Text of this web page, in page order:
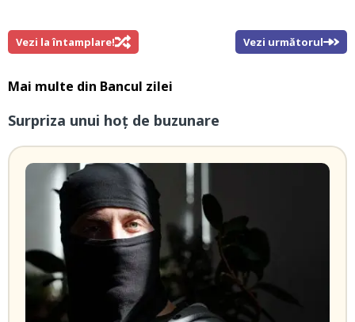
Vezi la întamplare! Vezi următorul
Mai multe din Bancul zilei
Surpriza unui hoţ de buzunare